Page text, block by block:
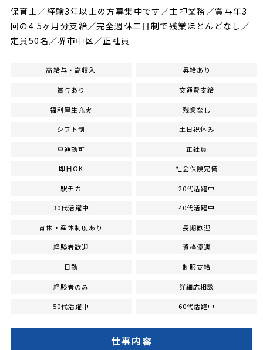
保育士／経験3年以上の方募集中です／主担業務／賞与年3
回の4.5ヶ月分支給／完全週休二日制で残業ほとんどなし／
定員50名／堺市中区／正社員
高給与・高収入 昇給あり
賞与あり 交通費支給
福利厚生充実 残業なし
シフト制 土日祝休み
車通勤可 正社員
即日OK 社会保険完備
駅チカ 20代活躍中
30代活躍中 40代活躍中
育休・産休制度あり 長期歓迎
経験者歓迎 資格優遇
日勤 制服支給
経験者のみ 詳細応相談
50代活躍中 60代活躍中
仕事内容